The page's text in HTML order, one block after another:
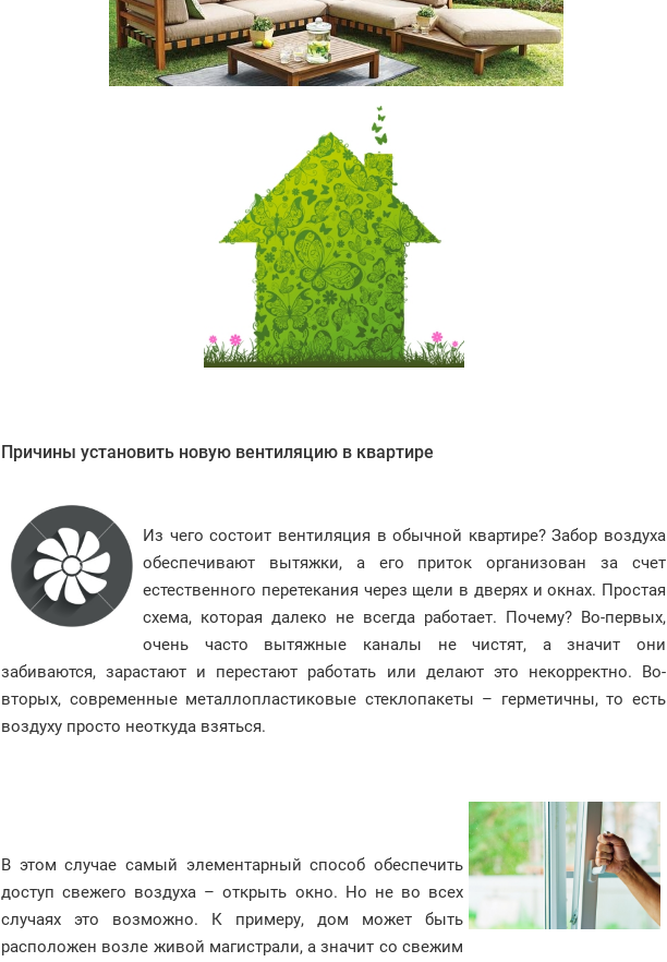
Причины установить новую вентиляцию в квартире
Из чего состоит вентиляция в обычной квартире? Забор воздуха
обеспечивают вытяжки, а его приток организован за счет
естественного перетекания через щели в дверях и окнах. Простая
схема, которая далеко не всегда работает. Почему? Во-первых,
очень часто вытяжные каналы не чистят, а значит они
забиваются, зарастают и перестают работать или делают это некорректно. Во-
вторых, современные металлопластиковые стеклопакеты – герметичны, то есть
воздуху просто неоткуда взяться.
В этом случае самый элементарный способ обеспечить
доступ свежего воздуха – открыть окно. Но не во всех
случаях это возможно. К примеру, дом может быть
расположен возле живой магистрали, а значит со свежим